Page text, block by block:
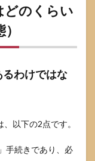
どのくらい
わけではな
以下の2点です。
手続きであり、必